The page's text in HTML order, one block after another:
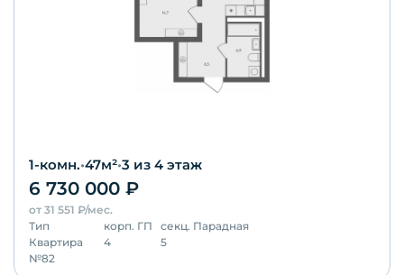
1-комн.•47м²•3 из 4 этаж
6 730 000 ₽
от 31 551 ₽/мес.
Тип
Квартира
корп. ГП
4
секц. Парадная
5
№82